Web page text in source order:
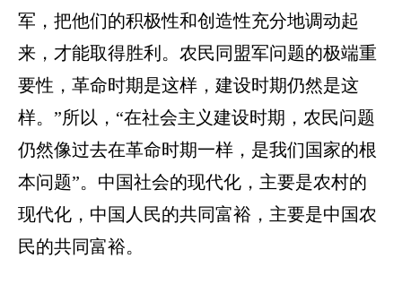
军，把他们的积极性和创造性充分地调动起
来，才能取得胜利。农民同盟军问题的极端重
要性，革命时期是这样，建设时期仍然是这
样。”所以，“在社会主义建设时期，农民问题
仍然像过去在革命时期一样，是我们国家的根
本问题”。中国社会的现代化，主要是农村的
现代化，中国人民的共同富裕，主要是中国农
民的共同富裕。